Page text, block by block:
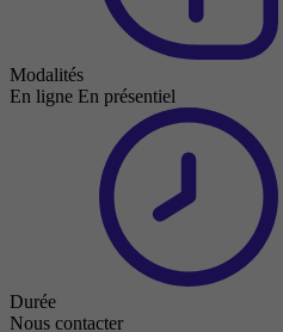
Modalités
En ligne En présentiel
Durée
Nous contacter